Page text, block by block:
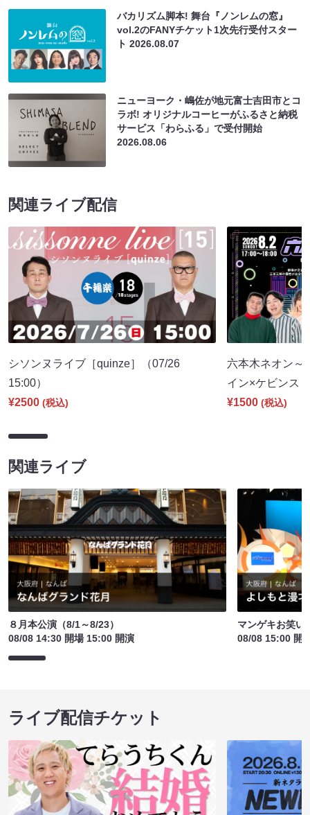
バカリズム脚本! 舞台『ノンレムの窓』
vol.2のFANYチケット1次先行受付スター
ト2026.08.07
ニューヨーク・嶋佐が地元富士吉田市とコ
ラボ! オリジナルコーヒーがふるさと納税
サービス「わらふる」で受付開始
2026.08.06
関連ライブ配信
シソンヌライブ［quinze］（07/26
15:00）
¥2500 (税込)
六本木ネオン～
イン×ケビンス
¥1500 (税込)
関連ライブ
８月本公演（8/1～8/23）
08/08 14:30 開場 15:00 開演
マンゲキお笑い
08/08 15:00 開
ライブ配信チケット